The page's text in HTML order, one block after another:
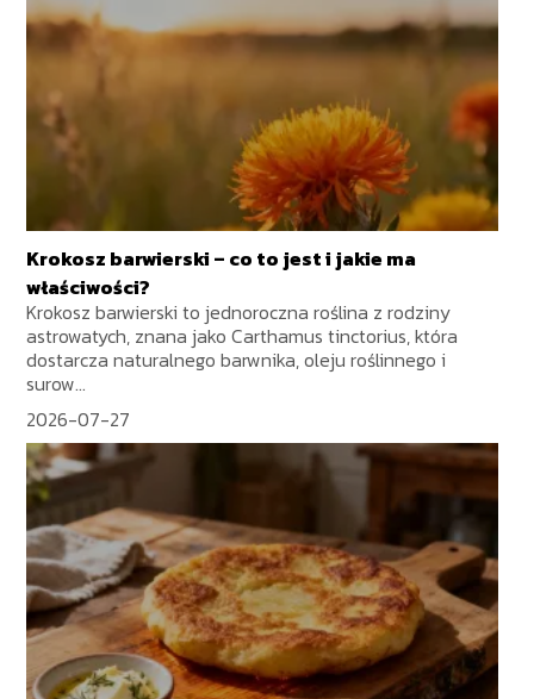
Krokosz barwierski – co to jest i jakie ma
właściwości?
Krokosz barwierski to jednoroczna roślina z rodziny
astrowatych, znana jako Carthamus tinctorius, która
dostarcza naturalnego barwnika, oleju roślinnego i
surow...
2026-07-27